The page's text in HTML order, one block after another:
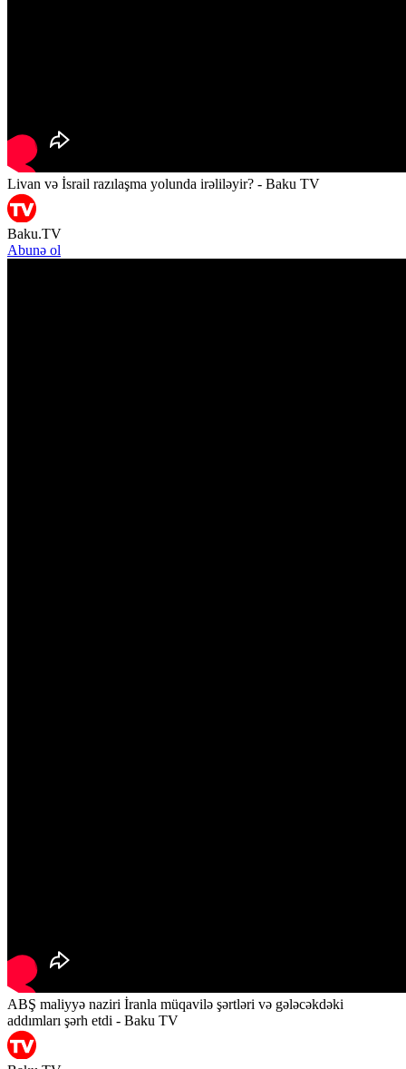
Livan və İsrail razılaşma yolunda irəliləyir? - Baku TV
Baku.TV
Abunə ol
ABŞ maliyyə naziri İranla müqavilə şərtləri və gələcəkdəki
addımları şərh etdi - Baku TV